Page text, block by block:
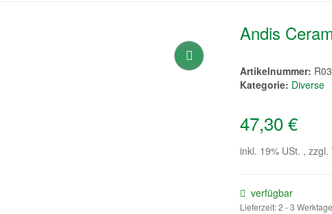
Andis
Artikelnummer:
Kategorie: Diverse
47,30 €
inkl. 19% USt. , zzgl.
verfügbar
Lieferzeit:2 - 3 Werktage